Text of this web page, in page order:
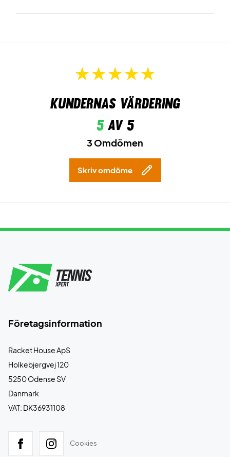
Kundernas värdering
5av 5
3 Omdömen
Skriv omdöme
Företagsinformation
Racket House ApS
Holkebjergvej 120
5250 Odense SV
Danmark
VAT: DK36931108
Cookies